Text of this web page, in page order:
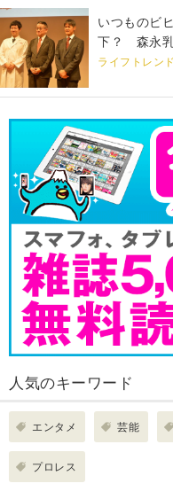
いつものビ
下？ 森永乳
ライフトレンド
人気のキーワード
エンタメ 芸能
プロレス